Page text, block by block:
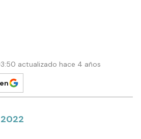
actualizado hace 4 años
2022